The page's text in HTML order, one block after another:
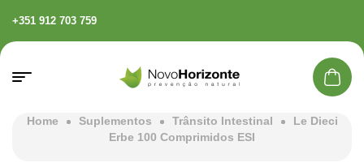
+351 912 703 759
Home Suplementos Trânsito Intestinal
Le Dieci
Erbe 100 Comprimidos ESI